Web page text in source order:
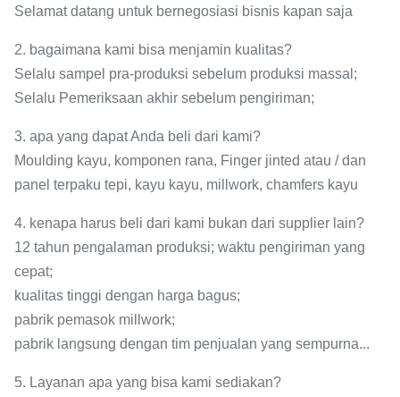
Selamat datang untuk bernegosiasi bisnis kapan saja
2. bagaimana kami bisa menjamin kualitas?
Selalu sampel pra-produksi sebelum produksi massal;
Selalu Pemeriksaan akhir sebelum pengiriman;
3. apa yang dapat Anda beli dari kami?
Moulding kayu, komponen rana, Finger jinted atau / dan
panel terpaku tepi, kayu kayu, millwork, chamfers kayu
4. kenapa harus beli dari kami bukan dari supplier lain?
12 tahun pengalaman produksi; waktu pengiriman yang
cepat;
kualitas tinggi dengan harga bagus;
pabrik pemasok millwork;
pabrik langsung dengan tim penjualan yang sempurna...
5. Layanan apa yang bisa kami sediakan?